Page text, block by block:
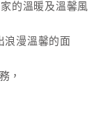
的溫暖及溫馨風
浪漫溫馨的面
，